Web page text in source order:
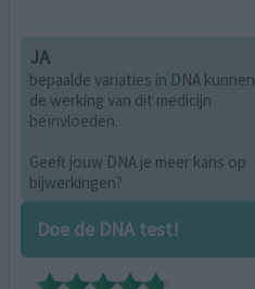
JA
bepaalde variaties in DNA kunnen
de werking van dit medicijn
beïnvloeden.
Geeft jouw DNA je meer kans op
bijwerkingen?
Doe de DNA test!